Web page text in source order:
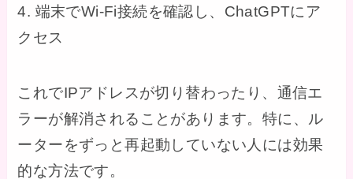
4. 端末でWi-Fi接続を確認し、ChatGPTにア
クセス
これでIPアドレスが切り替わったり、通信エ
ラーが解消されることがあります。特に、ル
ーターをずっと再起動していない人には効果
的な方法です。